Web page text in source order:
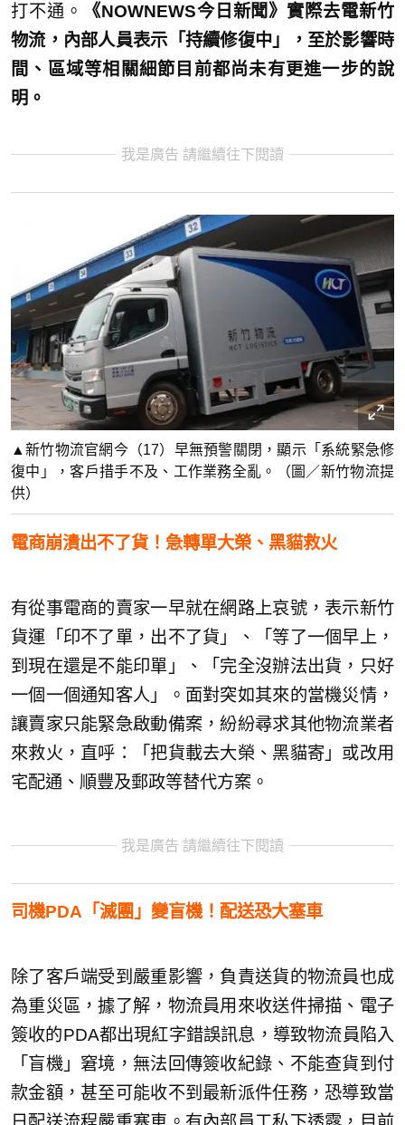
打不通。
《NOWNEWS今日新聞》實際去電新竹
物流，內部人員表示「持續修復中」，至於影響時
間、區域等相關細節目前都尚未有更進一步的說
明。
我是廣告 請繼續往下閱讀
▲新竹物流官網今（17）早無預警關閉，顯示「系統緊急修
復中」，客戶措手不及、工作業務全亂。（圖／新竹物流提
供）
電商崩潰出不了貨！急轉單大榮、黑貓救火
有從事電商的賣家一早就在網路上哀號，表示新竹
貨運「印不了單，出不了貨」、「等了一個早上，
到現在還是不能印單」、「完全沒辦法出貨，只好
一個一個通知客人」。面對突如其來的當機災情，
讓賣家只能緊急啟動備案，紛紛尋求其他物流業者
來救火，直呼：「把貨載去大榮、黑貓寄」或改用
宅配通、順豐及郵政等替代方案。
我是廣告 請繼續往下閱讀
司機PDA「滅團」變盲機！配送恐大塞車
除了客戶端受到嚴重影響，負責送貨的物流員也成
為重災區，據了解，物流員用來收送件掃描、電子
簽收的PDA都出現紅字錯誤訊息，導致物流員陷入
「盲機」窘境，無法回傳簽收紀錄、不能查貨到付
款金額，甚至可能收不到最新派件任務，恐導致當